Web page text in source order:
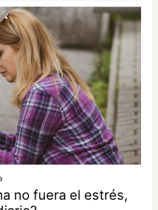
no fuera el estrés,